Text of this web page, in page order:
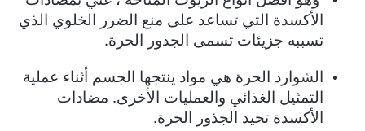
الأكسدة التي تساعد على منع الضرر الخلوي الذي
تسببه جزيئات تسمى الجذور الحرة.
الشوارد الحرة هي مواد ينتجها الجسم أثناء عملية
التمثيل الغذائي والعمليات الأخرى. مضادات
الأكسدة تحيد الجذور الحرة.